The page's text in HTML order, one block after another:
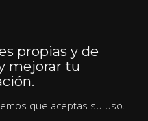
propias y de
mejorar tu
que aceptas su uso.